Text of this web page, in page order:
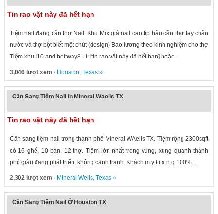
Tin rao vặt này đã hết hạn
Tiệm nail đang cần thợ Nail. Khu Mix giá nail cao tip hậu cần thợ tay chân
nước và thợ bột biết một chút (design) Bao lương theo kinh nghiệm cho thợ
Tiệm khu I10 and beltway8 Ll: [tin rao vặt này đã hết hạn] hoặc...
3,046 lượt xem · Houston, Texas»
Cần Sang Tiệm Nail In Mineral Waells TX
Tin rao vặt này đã hết hạn
Cần sang tiệm nail trong thành phố Mineral WAells TX. Tiệm rộng 2300sqft
có 16 ghế, 10 bàn, 12 thợ. Tiệm lớn nhất trong vùng, xung quanh thành
phố giàu đang phát triển, không cạnh tranh. Khách m.y t.r.a.n.g 100%....
2,302 lượt xem · Mineral Wells, Texas»
Cần Sang Tiệm Nail Ở Houston TX